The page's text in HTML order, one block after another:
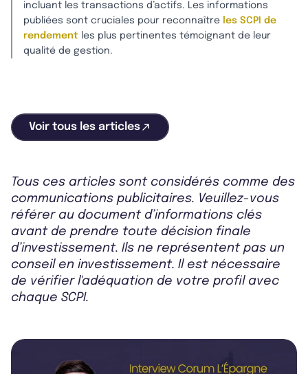
incluant les transactions d’actifs. Les informations
publiées sont cruciales pour reconnaître les SCPI de
rendement les plus pertinentes témoignant de leur
qualité de gestion.
Voir tous les articles
Tous ces articles sont considérés comme des
communications publicitaires. Veuillez-vous
référer au document d’informations clés
avant de prendre toute décision finale
d’investissement. Ils ne représentent pas un
conseil en investissement. Il est nécessaire
de vérifier l'adéquation de votre profil avec
chaque SCPI.